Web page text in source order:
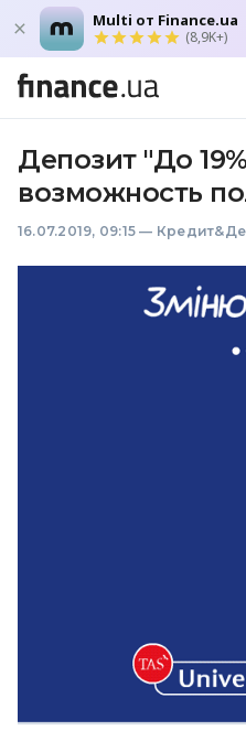
Multi от Finance.ua
(8,9K+)
Депозит "До
возможность
16.07.2019, 09:15 —